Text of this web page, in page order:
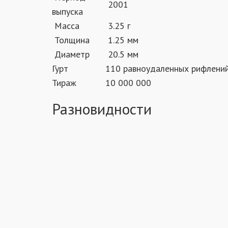
выпуска
2001
Масса
3.25 г
Толщина
1.25 мм
Диаметр
20.5 мм
Гурт
110 равноудаленных
Тираж
10 000 000
Разновидности